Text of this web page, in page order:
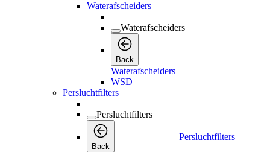
Waterafscheiders
Waterafscheiders
Back
Waterafscheiders
WSD
Persluchtfilters
Persluchtfilters
Back
Persluchtfilters